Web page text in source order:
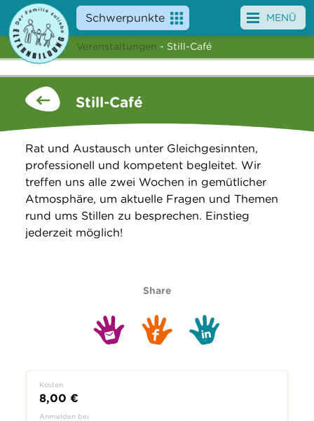
Schwerpunkte
Angebote
Veranstaltungen
Service
Über uns
Suche
MENÜ
Veranstaltungen - Still-Café
Still-Café
Rat und Austausch unter Gleichgesinnten,
professionell und kompetent begleitet. Wir
treffen uns alle zwei Wochen in gemütlicher
Atmosphäre, um aktuelle Fragen und Themen
rund ums Stillen zu besprechen. Einstieg
jederzeit möglich!
Share
Kosten
8,00 €
Anmelden bei